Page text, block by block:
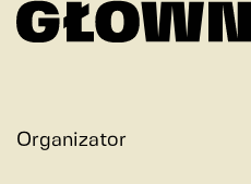
Organizator